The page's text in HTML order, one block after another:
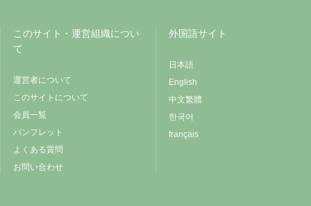
このサイト・運営組織につい
て
運営者について
このサイトについて
会員一覧
パンフレット
よくある質問
お問い合わせ
外国語サイト
日本語
English
中文繁體
한국어
français